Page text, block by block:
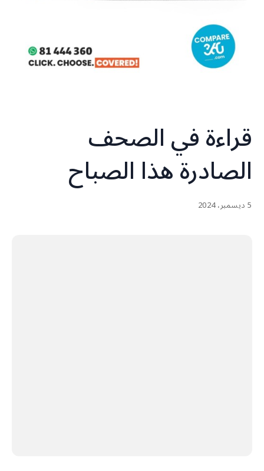
قراءة في الصحف
الصادرة هذا الصباح
5 ديسمبر، 2024